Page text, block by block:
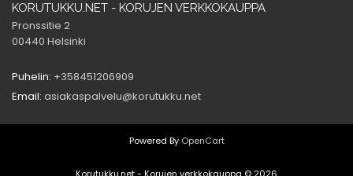
KORUTUKKU.NET - KORUJEN VERKKOKAUPPA
Pronssitie 2
00440 Helsinki
Puhelin: +358451206909
Email: asiakaspalvelu@korutukku.net
Powered By OpenCart